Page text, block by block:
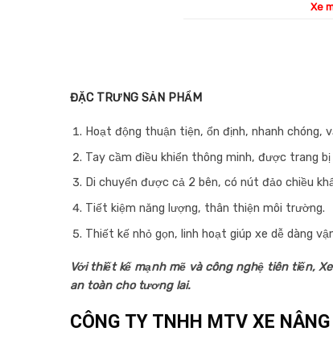
Xe
ĐẶC TRƯNG SẢN PHẨM
Hoạt động thuận tiện, ổn định, nhanh chóng,
Tay cầm điều khiển thông minh, được trang
Di chuyển được cả 2 bên, có nút đảo chiều
Tiết kiệm năng lượng, thân thiện môi trường.
Thiết kế nhỏ gọn, linh hoạt giúp xe dễ dàng
Với thiết kế mạnh mẽ và công nghệ tiên tiến,
an toàn cho tương lai.
CÔNG TY TNHH MTV XE